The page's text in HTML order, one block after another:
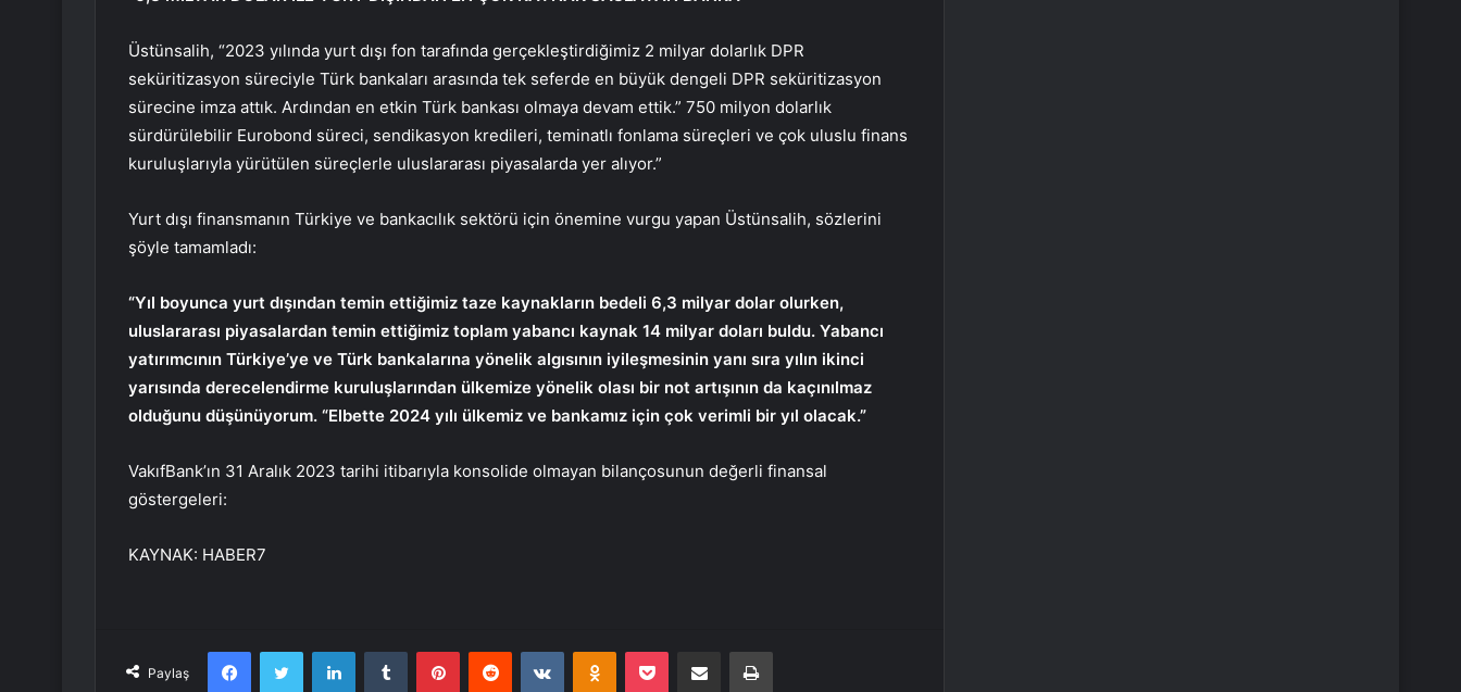
Üstünsalih, “2023 yılında yurt dışı fon tarafında gerçekleştirdiğimiz 2 milyar dolarlık DPR
seküritizasyon süreciyle Türk bankaları arasında tek seferde en büyük dengeli DPR seküritizasyon
sürecine imza attık. Ardından en etkin Türk bankası olmaya devam ettik.” 750 milyon dolarlık
sürdürülebilir Eurobond süreci, sendikasyon kredileri, teminatlı fonlama süreçleri ve çok uluslu finans
kuruluşlarıyla yürütülen süreçlerle uluslararası piyasalarda yer alıyor.”
Yurt dışı finansmanın Türkiye ve bankacılık sektörü için önemine vurgu yapan Üstünsalih, sözlerini
şöyle tamamladı:
“Yıl boyunca yurt dışından temin ettiğimiz taze kaynakların bedeli 6,3 milyar dolar olurken,
uluslararası piyasalardan temin ettiğimiz toplam yabancı kaynak 14 milyar doları buldu. Yabancı
yatırımcının Türkiye’ye ve Türk bankalarına yönelik algısının iyileşmesinin yanı sıra yılın ikinci
yarısında derecelendirme kuruluşlarından ülkemize yönelik olası bir not artışının da kaçınılmaz
olduğunu düşünüyorum. “Elbette 2024 yılı ülkemiz ve bankamız için çok verimli bir yıl olacak.”
VakıfBank’ın 31 Aralık 2023 tarihi itibarıyla konsolide olmayan bilançosunun değerli finansal
göstergeleri:
KAYNAK: HABER7
Paylaş
FacebookTwitter LinkedInTumblr PinterestReddit VKontakteOdnoklassniki
Pocket E-Posta ile paylaş Yazdır